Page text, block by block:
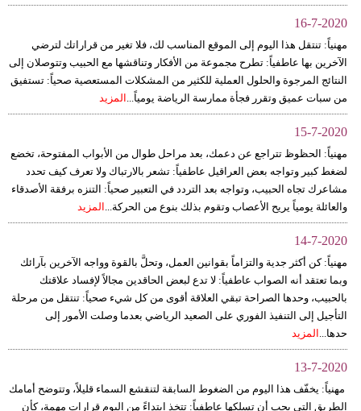
16-7-2020
مهنياً: تنتقل هذا اليوم إلى الموقع المناسب لك، فلا تغير من قراراتك لترضي
الآخرين بها عاطفياً: تطرح مجموعة من الأفكار وتناقشها مع الحبيب وتتوصلان إلى
النتائج المرجوة والحلول العملية للكثير من المشكلات المستعصية صحياً: تستفيق
من سبات عميق وتقرر فجأة ممارسة الرياضة يومياً... المزيد
15-7-2020
مهنياً: الحظوظ تتراجع عن دعمك، بعد مراحل طوال من الأبواب المفتوحة، تخضع
لضغط كبير وتواجه بعض العراقيل عاطفياً: تشعر بالارتباك ولا تعرف كيف تحدد
مشاعرك تجاه الحبيب، وتواجه بعد التردد في التعبير صحياً: التنزه برفقة الأصدقاء
والعائلة يومياً يريح الأعصاب وتقوم بذلك بنوع من الحركة... المزيد
14-7-2020
مهنياً: كن أكثر جدية والتزاماً بقوانين العمل، وتحلَّ بالقوة وواجه الآخرين بآرائك
وبما تعتقد أنه الصواب عاطفياً: لا تدع لبعض الحاقدين مجالاً لإفساد علاقتك
بالحبيب، وحدها الصراحة تبقي العلاقة أقوى من كل شيء صحياً: تنتقل من مرحلة
التأجيل إلى التنفيذ الفوري على الصعيد الرياضي بعدما وصلت الأمور إلى
حدها... المزيد
13-7-2020
مهنياً: يخفّف هذا اليوم من الضغوط السابقة لتنقشع السماء قليلاً، وتتوضح أمامك
الطريق التي يجب أن تسلكها عاطفياً: تتخذ ابتداءً من اليوم قرارات مهمة، كأن